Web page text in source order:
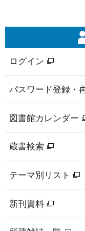
ログイン
パスワード登録・
図書館カレンダー
蔵書検索
テーマ別リスト
新刊資料